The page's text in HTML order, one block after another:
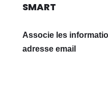
SMART
Associe les
adresse email